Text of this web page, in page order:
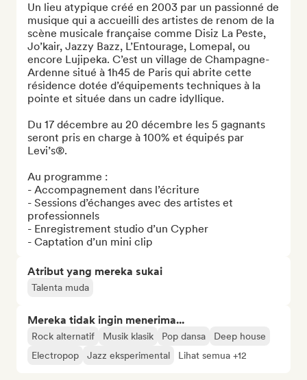
Un lieu atypique créé en 2003 par un passionné de
musique qui a accueilli des artistes de renom de la
scène musicale française comme Disiz La Peste,
Jo’kair, Jazzy Bazz, L’Entourage, Lomepal, ou
encore Lujipeka. C’est un village de Champagne-
Ardenne situé à 1h45 de Paris qui abrite cette
résidence dotée d’équipements techniques à la
pointe et située dans un cadre idyllique.
Du 17 décembre au 20 décembre les 5 gagnants
seront pris en charge à 100% et équipés par
Levi’s®.
Au programme :
- Accompagnement dans l’écriture
- Sessions d’échanges avec des artistes et
professionnels
- Enregistrement studio d’un Cypher
- Captation d’un mini clip
Atribut yang mereka sukai
Talenta muda
Mereka tidak ingin menerima...
Rock alternatif Musik klasik Pop dansa
Deep house
Electropop
Jazz eksperimental Lihat semua +12